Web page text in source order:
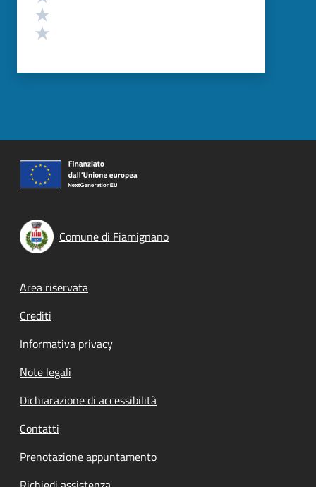
Comune di Fiamignano
Footer menu
Area riservata
Crediti
Informativa privacy
Note legali
Dichiarazione di accessibilità
Contatti
Prenotazione appuntamento